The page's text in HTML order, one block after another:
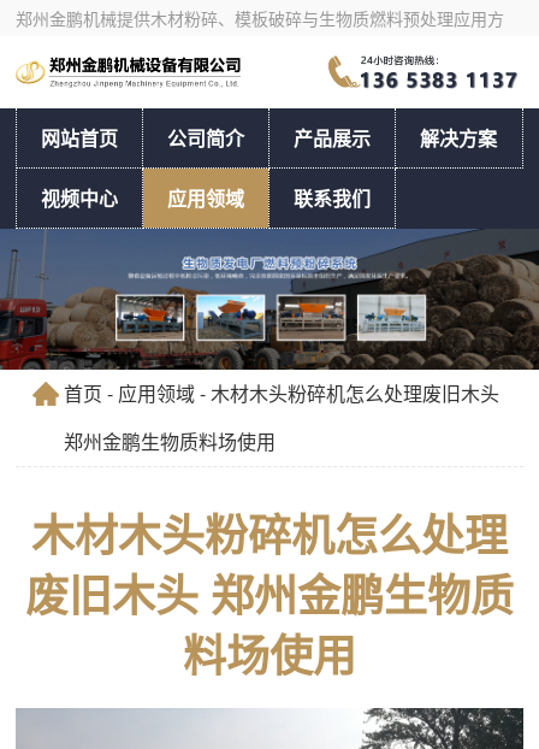
郑州金鹏机械提供木材粉碎、模板破碎与生物质燃料预处理应用方
案，支持按物料和产量选型。
网站首页 公司简介 产品展示 解决方案
视频中心 应用领域 联系我们
首页 - 应用领域- 木材木头粉碎机怎么处理废旧木头
郑州金鹏生物质料场使用
木材木头粉碎机怎么处理
废旧木头 郑州金鹏生物质
料场使用